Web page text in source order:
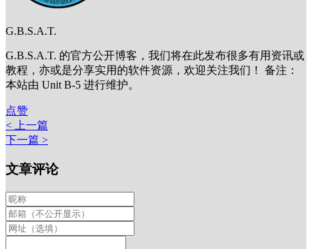
G.B.S.A.T.
G.B.S.A.T. 的官方公开博客，我们将在此发布很多有用资讯或
教程，亦或是分享实用的软件资源，欢迎关注我们！ 备注：
本站由 Unit B-5 进行维护。
点赞
< 上一篇
下一篇 >
文章评论